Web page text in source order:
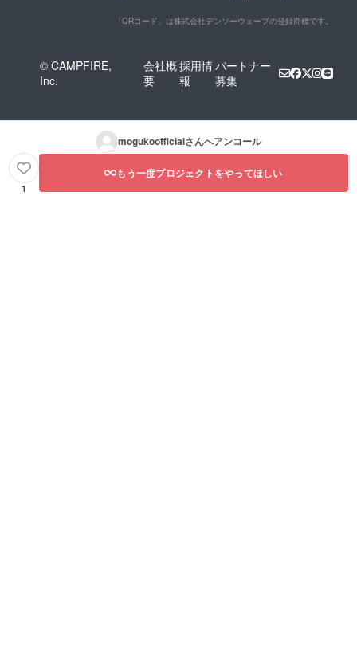
「QRコード」は株式会社デンソーウェーブの登録商標です。
© CAMPFIRE,
Inc.
会社概
要
採用情
報
パートナー
募集
mogukoofficialさんへアンコール
1
もう一度プロジェクトをやってほしい